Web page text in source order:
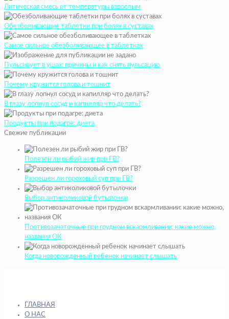
Литическая смесь от температуры взрослым
Обезболивающие таблетки при болях в суставах
Самое сильное обезболивающее в таблетках
Пульсирует в ушах: причины и как снять пульсацию
Почему кружится голова и тошнит
В глазу лопнул сосуд и капилляр что делать?
Продукты при подагре: диета
Свежие публикации
Полезен ли рыбий жир при ГВ?
Разрешен ли гороховый суп при ГВ?
Выбор антиколиковой бутылочки
Противозачаточные при грудном вскармливании: какие можно,
названия ОК
Когда новорожденный ребенок начинает слышать
ГЛАВНАЯ
О НАС